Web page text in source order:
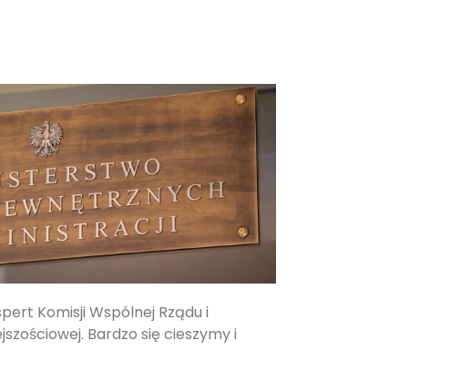
Komisji Wspólnej Rządu i
Bardzo się cieszymy i